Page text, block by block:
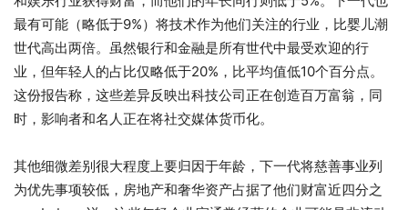
最有可能（略低于9%）将技术作为他们关注的行业，比婴儿潮
世代高出两倍。虽然银行和金融是所有世代中最受欢迎的行
业，但年轻人的占比仅略低于20%，比平均值低10个百分点。
这份报告称，这些差异反映出科技公司正在创造百万富翁，同
时，影响者和名人正在将社交媒体货币化。
其他细微差别很大程度上要归因于年龄，下一代将慈善事业列
为优先事项较低，房地产和奢华资产占据了他们财富近四分之